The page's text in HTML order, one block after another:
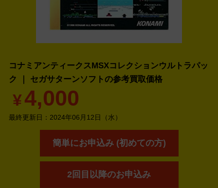
コナミアンティークスMSXコレクションウルトラパッ
ク ｜ セガサターンソフトの参考買取価格
¥4,000
最終更新日： 2024年06月12日（水）
簡単にお申込み (初めての方)
2回目以降のお申込み